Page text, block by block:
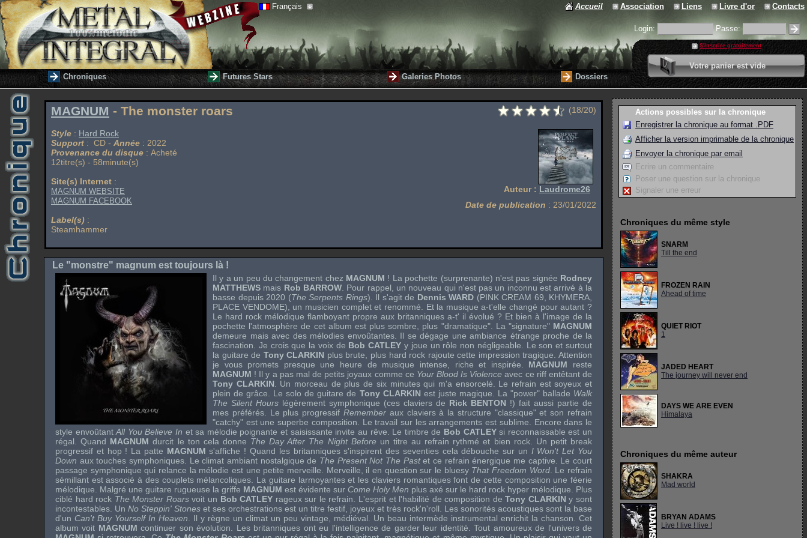
Français Accueil Association Liens Livre d'or Contacts
Login: Passe:
S'inscrire gratuitement
Votre panier est vide
0 article
Valider votre panier
Chroniques Futures Stars Galeries Photos Dossiers
MAGNUM - The monster roars
Style : Hard Rock
Support : CD - Année : 2022
Provenance du disque : Acheté
12titre(s) - 58minute(s)
Site(s) Internet :
MAGNUM WEBSITE
MAGNUM FACEBOOK
Label(s) :
Steamhammer
(18/20)
Auteur : Laudrome26
Date de publication : 23/01/2022
Le "monstre" magnum est toujours là !
Il y a un peu du changement chez MAGNUM ! La pochette (surprenante) n'est pas signée Rodney
MATTHEWS mais Rob BARROW. Pour rappel, un nouveau qui n'est pas un inconnu est arrivé à la
basse depuis 2020 (The Serpents Rings). Il s'agit de Dennis WARD (PINK CREAM 69 KHYMERA
PLACE VENDOME), un musicien complet et renommé. Et la musique a-t'elle changé pour autant ?
Le hard rock mélodique flamboyant propre aux britanniques a-t' il évolué ? Et bien à l'image de la
pochette l'atmosphère de cet album est plus sombre, plus "dramatique". La "signature" MAGNUM
demeure mais avec des mélodies envoûtantes. Il se dégage une ambiance étrange proche de la
fascination. Je crois que la voix de Bob CATLEY y joue un rôle non négligeable. Le son et surtout
la guitare de Tony CLARKIN plus brute, plus hard rock rajoute cette impression tragique. Attention
je vous promets presque une heure de musique intense, riche et inspirée. MAGNUM reste
MAGNUM ! Il y a pas mal de petits joyaux comme ce Your Blood Is Violence avec ce riff entêtant de
Tony CLARKIN . Un morceau de plus de six minutes qui m'a ensorcelé. Le refrain est soyeux et
plein de grâce. Le solo de guitare de Tony CLARKIN est juste magique. La "power" ballade Walk
The Silent Hours légèrement symphonique (ces claviers de Rick BENTON !) fait aussi partie de
mes préférés. Le plus progressif Rememberaux claviers à la structure "classique" et son refrain
"catchy" est une superbe composition. Le travail sur les arrangements est sublime. Encore dans le
style envoûtantAll You Believe In et sa mélodie poignante et saisissante invite au rêve. Le timbre de Bob CATLEYsi reconnaissable est un
régal. Quand MAGNUM durcit le ton cela donne The Day After The Night Before un titre au refrain rythmé et bien rock. Un petit break
progressif et hop ! La patte MAGNUM s'affiche ! Quand les britanniques s'inspirent des seventies cela débouche sur un I Won't Let You
Down aux touches symphoniques. Le climat ambiant nostalgique de The Present Not The Pastet ce refrain énergique me captive. Le court
passage symphonique qui relance la mélodie est une petite merveille. Merveille, il en question sur le bluesy That Freedom Word. Le refrain
sémillant est associé à des couplets mélancoliques. La guitare larmoyantes et les claviers romantiques font de cette composition une féerie
mélodique. Malgré une guitare rugueuse la griffe MAGNUM est évidente sur Come Holy Men plus axé sur le hard rock hyper mélodique. Plus
ciblé hard rock The Monster Roarsvoit un Bob CATLEY rageux sur le refrain. L'esprit et l'habilité de composition deTony CLARKIN y sont
incontestables. Un No Steppin' Stones et ses orchestrations est un titre festif, joyeux et très rock'n'roll. Les sonorités acoustiques sont la base
d'un Can't Buy Yourself In Heaven . Il y règne un climat un peu vintage, médiéval. Un beau intermède instrumental enrichit la chanson. Cet
album voit MAGNUM continuer son évolution. Les britanniques ont eu l'intelligence de garder leur identité. Tout amoureux de l'univers de
Actions possibles sur la chronique
Enregistrer la chronique au format .PDF
Afficher la version imprimable de la chronique
Envoyer la chronique par email
Ecrire un commentaire
Poser une question sur la chronique
Signaler une erreur
Chroniques du même style
SNARM
Till the end
FROZEN RAIN
Ahead of time
QUIET RIOT
1
JADED HEART
The journey will never end
DAYS WE ARE EVEN
Himalaya
Chroniques du même auteur
SHAKRA
Mad world
BRYAN ADAMS
Live ! live ! live !